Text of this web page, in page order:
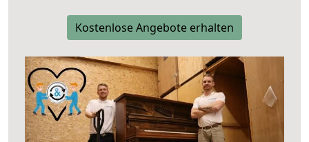
Kostenlose Angebote erhalten